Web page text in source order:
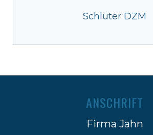
Schlüter DZM
ANSCHRIFT
Firma Jahn